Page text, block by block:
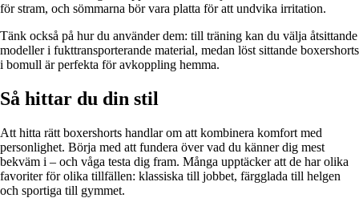
för stram, och sömmarna bör vara platta för att undvika irritation.
Tänk också på hur du använder dem: till träning kan du välja åtsittande
modeller i fukttransporterande material, medan löst sittande boxershorts
i bomull är perfekta för avkoppling hemma.
Så hittar du din stil
Att hitta rätt boxershorts handlar om att kombinera komfort med
personlighet. Börja med att fundera över vad du känner dig mest
bekväm i – och våga testa dig fram. Många upptäcker att de har olika
favoriter för olika tillfällen: klassiska till jobbet, färgglada till helgen
och sportiga till gymmet.